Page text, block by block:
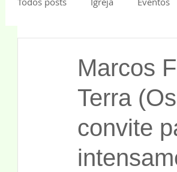
Esportes
Marcos
Terra
convite